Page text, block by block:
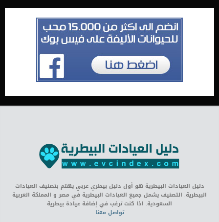
دليل العيادات البيطرية هو أول دليل بيطري عربي يهتم بتصنيف العيادات
البيطرية. التصنيف يشمل جميع العيادات البيطرية في مصر و المملكة العربية
السعودية. اذا كنت ترغب في إضافة عيادة بيطرية
تواصل معنا